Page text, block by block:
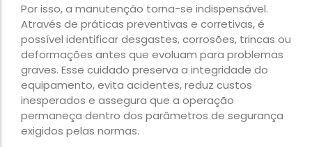
Por isso, a manutenção torna-se indispensável.
Através de práticas preventivas e corretivas, é
possível identificar desgastes, corrosões, trincas ou
deformações antes que evoluam para problemas
graves. Esse cuidado preserva a integridade do
equipamento, evita acidentes, reduz custos
inesperados e assegura que a operação
permaneça dentro dos parâmetros de segurança
exigidos pelas normas.